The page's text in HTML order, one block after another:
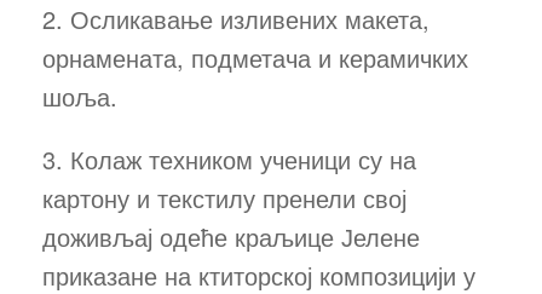
2. Осликавање изливених макета,
орнамената, подметача и керамичких
шоља.
3. Колаж техником ученици су на
картону и текстилу пренели свој
доживљај одеће краљице Јелене
приказане на ктиторској композицији у